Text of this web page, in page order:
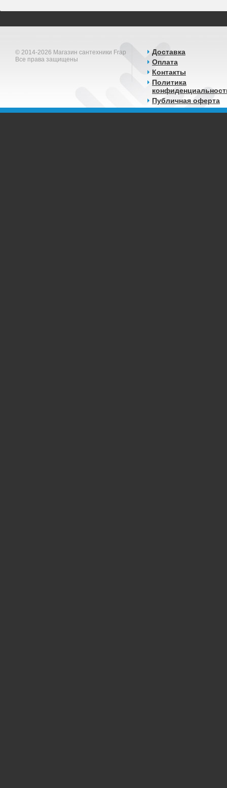
© 2014-2026 Магазин сантехники Frap
Все права защищены
Доставка
Оплата
Контакты
Политика
Публичная оферта